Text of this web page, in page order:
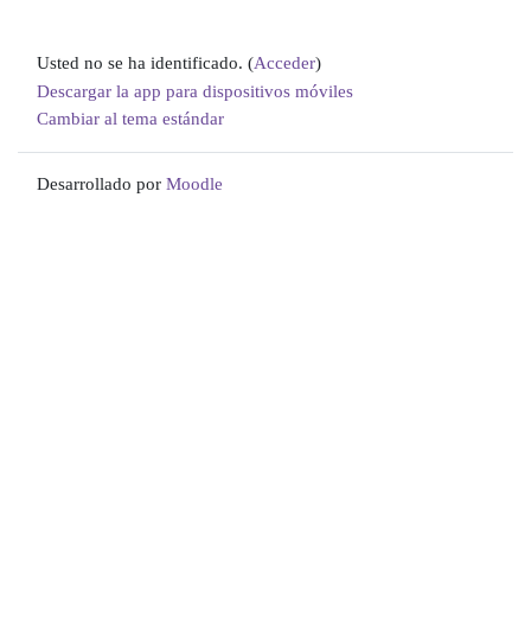
Usted no se ha identificado. (Acceder)
Descargar la app para dispositivos móviles
Cambiar al tema estándar
Desarrollado por Moodle